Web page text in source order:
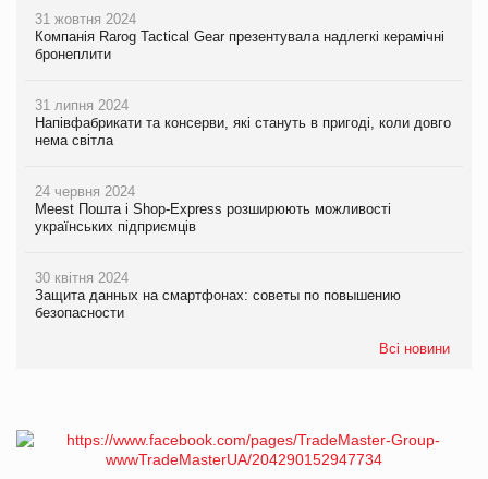
31 жовтня 2024
Компанія Rarog Tactical Gear презентувала надлегкі керамічні
бронеплити
31 липня 2024
Напівфабрикати та консерви, які стануть в пригоді, коли довго
нема світла
24 червня 2024
Meest Пошта і Shop-Express розширюють можливості
українських підприємців
30 квітня 2024
Защита данных на смартфонах: советы по повышению
безопасности
Всі новини